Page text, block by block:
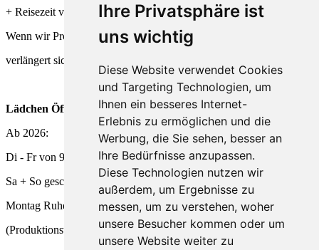
Ihre Privatsphäre ist
uns wichtig
Diese Website verwendet Cookies
und Targeting Technologien, um
Ihnen ein besseres Internet-
Erlebnis zu ermöglichen und die
Werbung, die Sie sehen, besser an
Ihre Bedürfnisse anzupassen.
Diese Technologien nutzen wir
außerdem, um Ergebnisse zu
messen, um zu verstehen, woher
unsere Besucher kommen oder um
unsere Website weiter zu
+ Reisezeit von DHL + Deutsche Post
Wenn wir Produkte frisch für Dich herstellen,
verlängert sich die Lieferzeit entsprechend.
Lädchen Öffnungszeiten
Ab 2026:
Di - Fr von 9 - 18 Uhr
Sa + So geschlossen
Montag Ruhetag
(Produktionstag und